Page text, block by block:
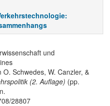
und
Schwedes, W. Canzler, &
(2. Auflage) (pp.
28807